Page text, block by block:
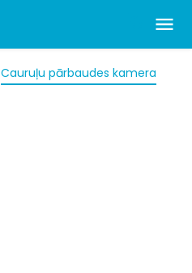
Cauruļu pārbaudes kamera